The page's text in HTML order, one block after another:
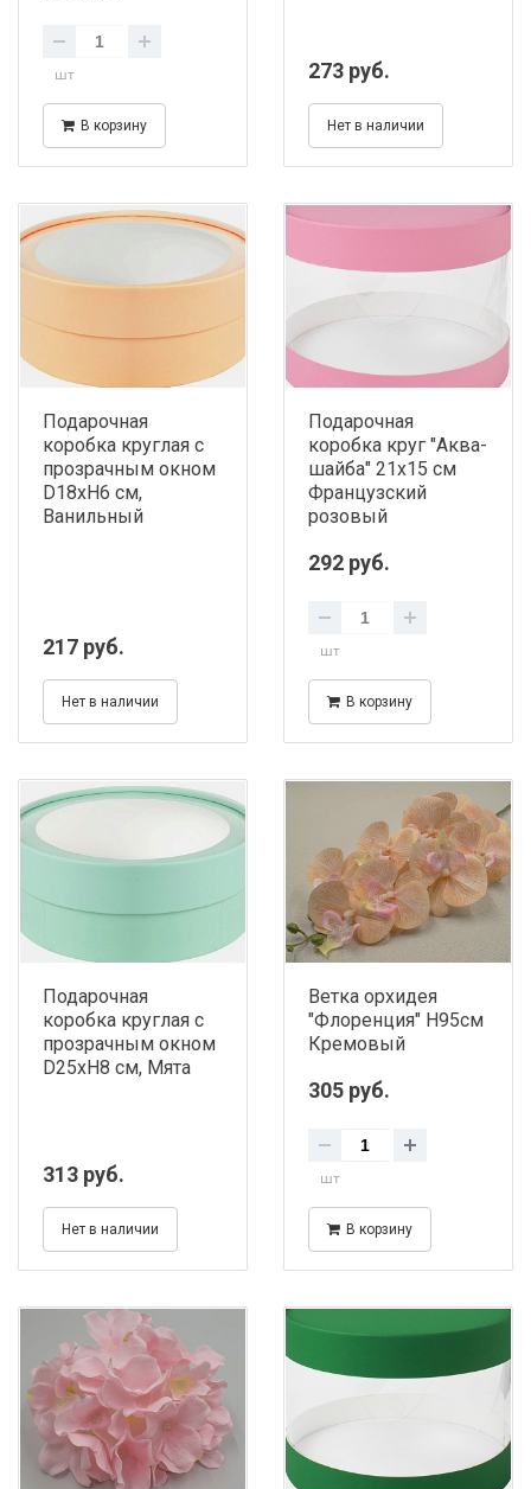
шт
В корзину
273 руб.
Нет в наличии
Подарочная
коробка круглая с
прозрачным окном
D18хH6 см,
Ванильный
217 руб.
Нет в наличии
Подарочная
коробка круг "Аква-
шайба" 21х15 см
Французский
розовый
292 руб.
шт
В корзину
Подарочная
коробка круглая с
прозрачным окном
D25хH8 см, Мята
313 руб.
Нет в наличии
Ветка орхидея
"Флоренция" H95см
Кремовый
305 руб.
шт
В корзину